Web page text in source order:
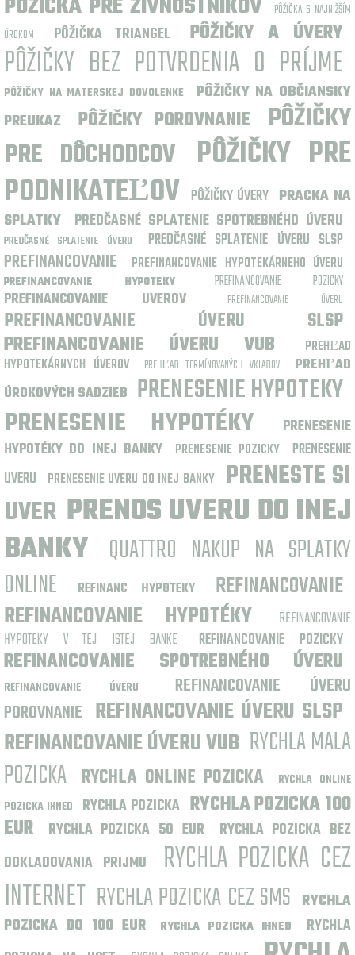
PÔŽIČKA S NAJNIŽŠÍM
ÚROKOM
PÔŽIČKA TRIANGEL PÔŽIČKY A ÚVERY
PÔŽIČKY BEZ POTVRDENIA O PRÍJME
PÔŽIČKY NA MATERSKEJ DOVOLENKE
PÔŽIČKY NA OBČIANSKY
PREUKAZ
PÔŽIČKY POROVNANIE
PÔŽIČKY
PRE DÔCHODCOV PÔŽIČKY PRE
PODNIKATEĽOV PÔŽIČKY ÚVERY PRACKA NA
SPLATKY
PREDČASNÉ SPLATENIE SPOTREBNÉHO ÚVERU
PREDČASNÉ SPLATENIE ÚVERU PREDČASNÉ SPLATENIE ÚVERU SLSP
PREFINANCOVANIE PREFINANCOVANIE HYPOTEKÁRNEHO ÚVERU
PREFINANCOVANIE HYPOTEKY PREFINANCOVANIE POZICKY
PREFINANCOVANIE UVEROV PREFINANCOVANIE ÚVERU
PREFINANCOVANIE ÚVERU SLSP
PREFINANCOVANIE ÚVERU VUB
PREHĽAD
HYPOTEKÁRNYCH ÚVEROV
PREHĽAD TERMÍNOVANÝCH VKLADOV
PREHĽAD
ÚROKOVÝCH SADZIEB PRENESENIE HYPOTEKY
PRENESENIE HYPOTÉKY
PRENESENIE
HYPOTÉKY DO INEJ BANKY
PRENESENIE POZICKY
PRENESENIE
UVERU
PRENESENIE UVERU DO INEJ BANKY PRENESTE SI
UVER PRENOS UVERU DO INEJ
BANKY QUATTRO NAKUP NA SPLATKY
ONLINE
REFINANC HYPOTEKY
REFINANCOVANIE
REFINANCOVANIE HYPOTÉKY
REFINANCOVANIE
HYPOTEKY V TEJ ISTEJ BANKE
REFINANCOVANIE POZICKY
REFINANCOVANIE SPOTREBNÉHO ÚVERU
REFINANCOVANIE ÚVERU
REFINANCOVANIE ÚVERU
POROVNANIE REFINANCOVANIE ÚVERU SLSP
REFINANCOVANIE ÚVERU VUB RYCHLA MALA
POZICKA RYCHLA ONLINE POZICKA
RYCHLA ONLINE
POZICKA IHNED
RYCHLA POZICKA RYCHLA POZICKA 100
EUR
RYCHLA POZICKA 50 EUR
RYCHLA POZICKA BEZ
DOKLADOVANIA PRIJMU
RYCHLA POZICKA CEZ
INTERNET RYCHLA POZICKA CEZ SMS RYCHLA
POZICKA DO 100 EUR
RYCHLA POZICKA IHNED
RYCHLA